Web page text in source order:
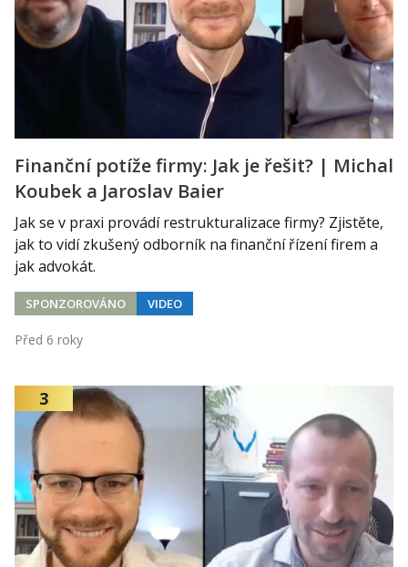
Finanční potíže firmy: Jak je řešit? | Michal
Koubek a Jaroslav Baier
Jak se v praxi provádí restrukturalizace firmy? Zjistěte,
jak to vidí zkušený odborník na finanční řízení firem a
jak advokát.
SPONZOROVÁNO VIDEO
Před 6 roky
3